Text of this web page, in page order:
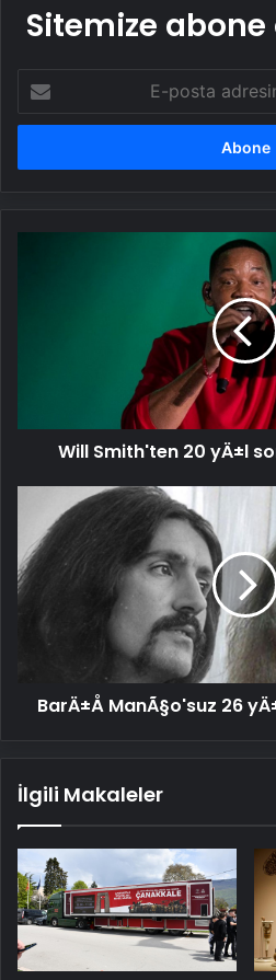
Sitemize
posta
adresinizi
Will Smith'ten 20 yÄ±l
ManÃ§o'suz
26
yÄ±l:
Bu
BarÄ±Å ManÃ§o'suz 26
İlgili Makaleler